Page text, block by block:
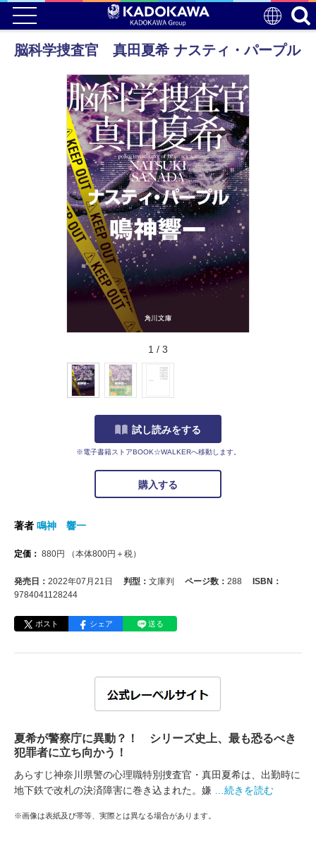
脳科学捜査官 真田夏希 ナスティ・パープル
1 / 3
試し読みをする
※電子書籍ストアBOOK☆WALKERへ移動します。
購入する
著者 鳴神 響一
定価： 880円 （本体800円＋税）
発売日： 2022年07月21日 判型： 文庫判 ページ数： 288
ISBN：
9784041128244
ポスト シェア 送る
夏希が警察庁に異動？！ シリーズ史上、最も恐るべき
犯罪者に立ち向かう！
あらすじ神奈川県警の心理職特別捜査官・真田夏希は、出勤時に
地下鉄で改札の決済障害に巻き込まれた。嫌
…続きを読む
※画像は表紙及び帯等、実際とは異なる場合があります。